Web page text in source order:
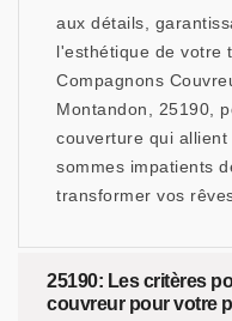
aux détails,
l'esthétique de votre
Compagnons
Montandon, 25190,
couverture qui
sommes impatients
transformer vos
25190: Les critères
couvreur pour votre